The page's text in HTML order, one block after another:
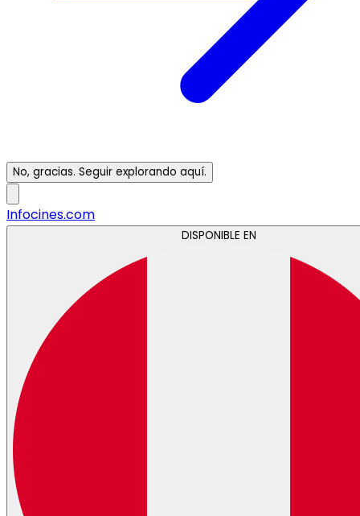
No, gracias. Seguir explorando aquí.
Infocines.com
DISPONIBLE EN